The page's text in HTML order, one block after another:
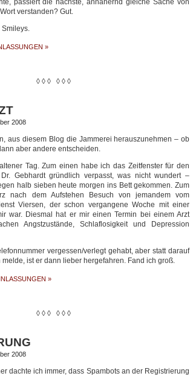
passiert die nächste, annähernd gleiche Sache von
verstanden? Gut.
Smileys.
»
◊ ◊ ◊ ◊ ◊ ◊
2008
aus diesem Blog die Jammerei herauszunehmen – ob
aber andere entscheiden.
Tag. Zum einen habe ich das Zeitfenster für den
Dr. Gebhardt gründlich verpasst, was nicht wundert –
halb sieben heute morgen ins Bett gekommen. Zum
nach dem Aufstehen Besuch von jemandem vom
Viersen, der schon vergangene Woche mit einer
war. Diesmal hat er mir einen Termin bei einem Arzt
Angstzustände, Schlaflosigkeit und Depression
vergessen/verlegt gehabt, aber statt darauf
ist er dann lieber hergefahren. Fand ich groß.
»
◊ ◊ ◊ ◊ ◊ ◊
2008
dachte ich immer, dass Spambots an der Registrierung